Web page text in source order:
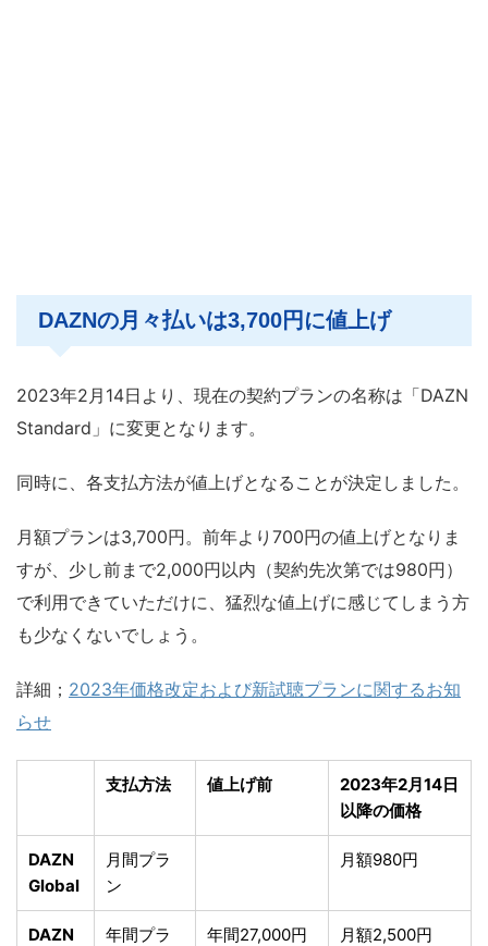
DAZNの月々払いは3,700円に値上げ
2023年2月14日より、現在の契約プランの名称は「DAZN
Standard」に変更となります。
同時に、各支払方法が値上げとなることが決定しました。
月額プランは3,700円。前年より700円の値上げとなりま
すが、少し前まで2,000円以内（契約先次第では980円）
で利用できていただけに、猛烈な値上げに感じてしまう方
も少なくないでしょう。
詳細； 2023年価格改定および新試聴プランに関するお知
らせ
支払方法 値上げ前
2023年2月14日
以降の価格
DAZN
Global
月間プラ
ン
月額980円
DAZN
年間プラ
年間27,000円
月額2,500円